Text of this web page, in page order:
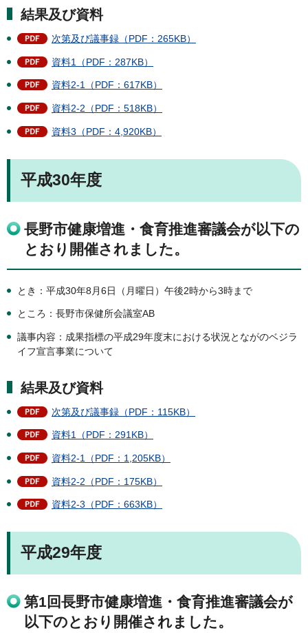
結果及び資料
次第及び議事録（PDF：265KB）
資料1（PDF：287KB）
資料2-1（PDF：617KB）
資料2-2（PDF：518KB）
資料3（PDF：4,920KB）
平成30年度
長野市健康増進・食育推進審議会が以下の
とおり開催されました。
とき：平成30年8月6日（月曜日）午後2時から3時まで
ところ：長野市保健所会議室AB
議事内容：成果指標の平成29年度末における状況とながのベジラ
イフ宣言事業について
結果及び資料
次第及び議事録（PDF：115KB）
資料1（PDF：291KB）
資料2-1（PDF：1,205KB）
資料2-2（PDF：175KB）
資料2-3（PDF：663KB）
平成29年度
第1回長野市健康増進・食育推進審議会が
以下のとおり開催されました。